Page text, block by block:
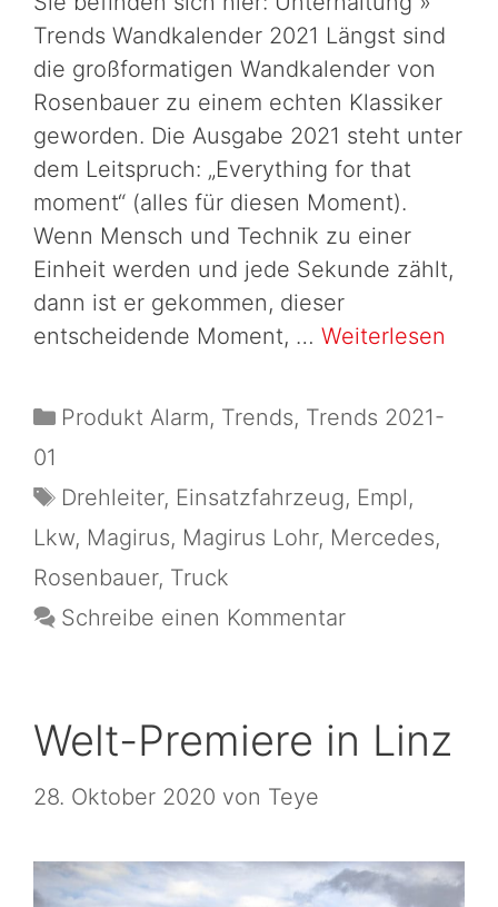
Trends Wandkalender 2021 Längst sind
die großformatigen Wandkalender von
Rosenbauer zu einem echten Klassiker
geworden. Die Ausgabe 2021 steht unter
dem Leitspruch: „Everything for that
moment“ (alles für diesen Moment).
Wenn Mensch und Technik zu einer
Einheit werden und jede Sekunde zählt,
dann ist er gekommen, dieser
entscheidende Moment, … Weiterlesen
Produkt Alarm, Trends, Trends 2021-
01
Drehleiter, Einsatzfahrzeug, Empl,
Lkw, Magirus, Magirus Lohr, Mercedes,
Rosenbauer, Truck
Schreibe einen Kommentar
Welt-Premiere in Linz
28. Oktober 2020 von Teye